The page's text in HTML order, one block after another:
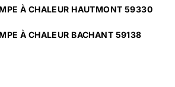
À CHALEUR HAUTMONT 59330
À CHALEUR BACHANT 59138